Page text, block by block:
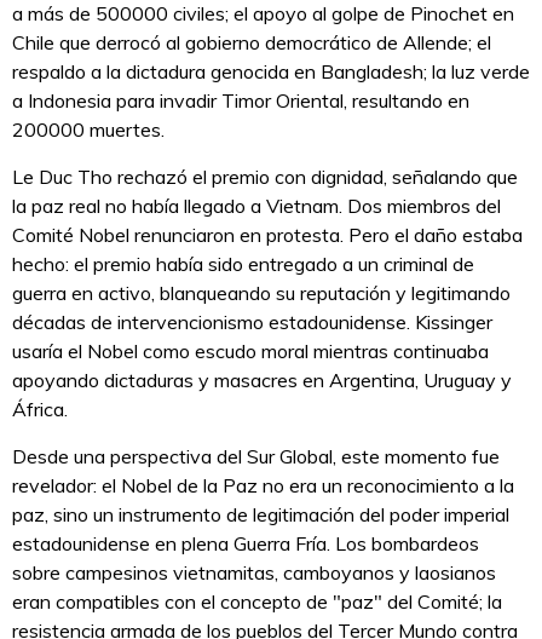
a más de 500000 civiles; el apoyo al golpe de Pinochet en
Chile que derrocó al gobierno democrático de Allende; el
respaldo a la dictadura genocida en Bangladesh; la luz verde
a Indonesia para invadir Timor Oriental, resultando en
200000 muertes.
Le Duc Tho rechazó el premio con dignidad, señalando que
la paz real no había llegado a Vietnam. Dos miembros del
Comité Nobel renunciaron en protesta. Pero el daño estaba
hecho: el premio había sido entregado a un criminal de
guerra en activo, blanqueando su reputación y legitimando
décadas de intervencionismo estadounidense. Kissinger
usaría el Nobel como escudo moral mientras continuaba
apoyando dictaduras y masacres en Argentina, Uruguay y
África.
Desde una perspectiva del Sur Global, este momento fue
revelador: el Nobel de la Paz no era un reconocimiento a la
paz, sino un instrumento de legitimación del poder imperial
estadounidense en plena Guerra Fría. Los bombardeos
sobre campesinos vietnamitas, camboyanos y laosianos
eran compatibles con el concepto de "paz" del Comité; la
resistencia armada de los pueblos del Tercer Mundo contra